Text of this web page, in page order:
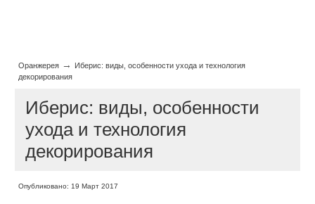
Оранжерея →
Иберис: виды, особенности ухода и технология
декорирования
Иберис: виды, особенности
ухода и технология
декорирования
Опубликовано: 19 Март 2017